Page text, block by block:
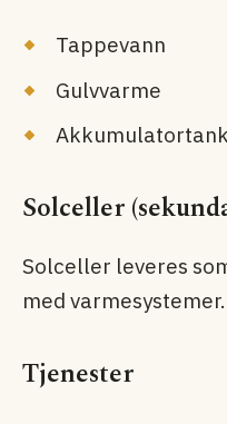
Tappevann
Gulvvarme
Solceller
Solceller leveres
med varme­systemer.
Tjenester